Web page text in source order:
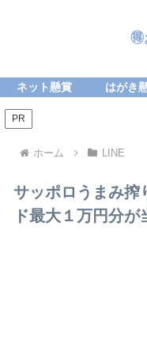
🉐
ネット懸賞 はがき
PR
ホーム LINE
サッポロうまみ搾
ド最大１万円分